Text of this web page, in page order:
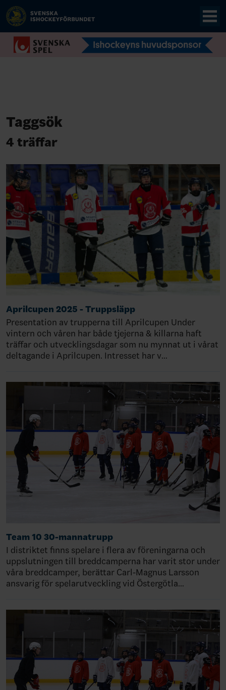
Taggsök
4 träffar
Aprilcupen 2025 - Truppsläpp
Presentation av trupperna till Aprilcupen Under
vintern och våren har både tjejerna & killarna haft
träffar och utvecklingsdagar som nu mynnat ut i vårat
deltagande i Aprilcupen. Intresset har v…
Team 10 30-mannatrupp
I distriktet finns spelare i flera av föreningarna och
uppslutningen till breddcamperna har varit stor under
våra breddcamper, berättar Carl-Magnus Larsson
ansvarig för spelarutveckling vid Östergötla…